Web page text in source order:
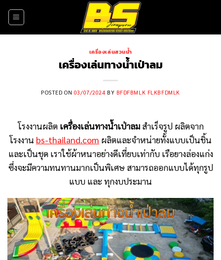
เครื่องเล่นสวนน้ำ
เครื่องเล่นทางน้ำเป่าลม
POSTED ON 03/07/2024 BY BFDFBMLK FLKBFDMLK
โรงงานผลิต เครื่องเล่นทางน้ำเป่าลมสำเร็จรูป ผลิตจาก
โรงงาน bs-thailand.com ผลิตและจำหน่ายทั้งแบบเป็นชิ้น
และเป็นชุด เราใช้ผ้าหนาอย่างดีเที่ยบเท่ากับ เรือยางล่องแก่ง
ซึ่งจะมีความทนทานมากเป็นพิเศษ สามารถออกแบบได้ทุกรูป
แบบ และ ทุกงบประมาน